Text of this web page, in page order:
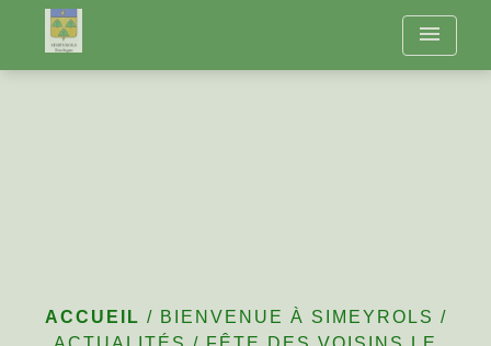
menu
ACCUEIL / BIENVENUE À SIMEYROLS /